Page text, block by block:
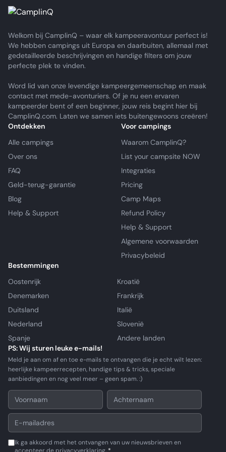
Welkom bij CamplinQ – waar elk kampeeravontuur perfect is!
We hebben campings uit Europa en daarbuiten, allemaal met
gedetailleerde beschrijvingen en handige filters om jouw
perfecte plek te vinden.
Word lid van onze levendige kampeergemeenschap en maak
contact met mede-avonturiers. Of je nu een ervaren
kampeerder bent of een beginner, jouw reis begint hier bij
CamplinQ.com. Laten we samen iets buitengewoons creëren!
Ontdekken
Alle campings
Over ons
FAQ
Geld-terug-garantie
Blog
Help & Support
Voor campings
Waarom CamplinQ?
List your campsite NOW
Integraties
Pricing
Camp Maps
Refund Policy
Help & Support
Algemene voorwaarden
Privacybeleid
Bestemmingen
Oostenrijk
Kroatië
Denemarken
Frankrijk
Duitsland
Italië
Nederland
Slovenië
Spanje
Andere landen
PS: Wij sturen leuke e-mails!
Meld je aan om af en toe e-mails te ontvangen die je echt wilt lezen:
heerlijke kampeerrecepten, handige tips & tricks, speciale
aanbiedingen en nog veel meer – geen spam. :)
Ik ga akkoord met het ontvangen van uw nieuwsbrieven en